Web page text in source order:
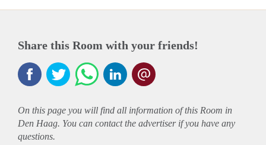
Share this Room with your friends!
On this page you will find all information of this Room in
Den Haag. You can contact the advertiser if you have any
questions.